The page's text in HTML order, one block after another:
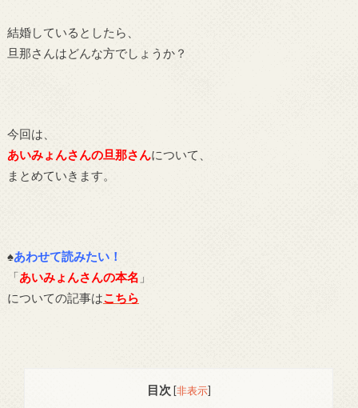
結婚しているとしたら、
旦那さんはどんな方でしょうか？
今回は、
あいみょんさんの旦那さんについて、
まとめていきます。
♠あわせて読みたい！
「あいみょんさんの本名 」
についての記事はこちら
目次 [非表示]